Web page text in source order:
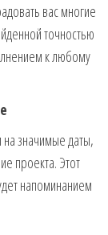
вас многие
точностью
к любому
значимые даты,
проекта. Этот
напоминанием